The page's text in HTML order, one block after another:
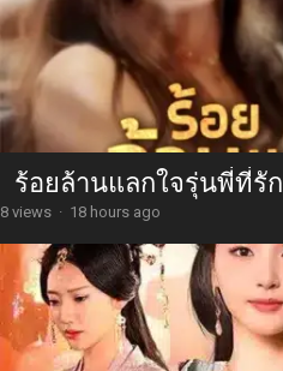
ร้อยล้านแลกใจรุ่นพี่ที่รัก
8 views · 18 hours ago